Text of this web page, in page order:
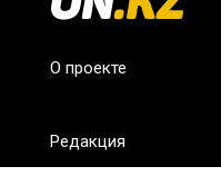
О проекте
Редакция